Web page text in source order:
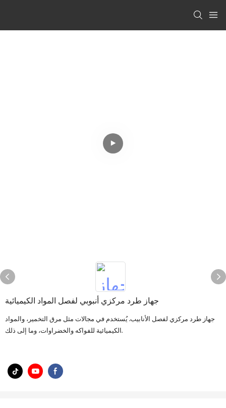
جهاز طرد مركزي أنبوبي لفصل المواد الكيميائية
جهاز طرد مركزي لفصل الأنابيب. يُستخدم في مجالات مثل مرق التخمير، والمواد
الكيميائية للفواكه والخضراوات، وما إلى ذلك.